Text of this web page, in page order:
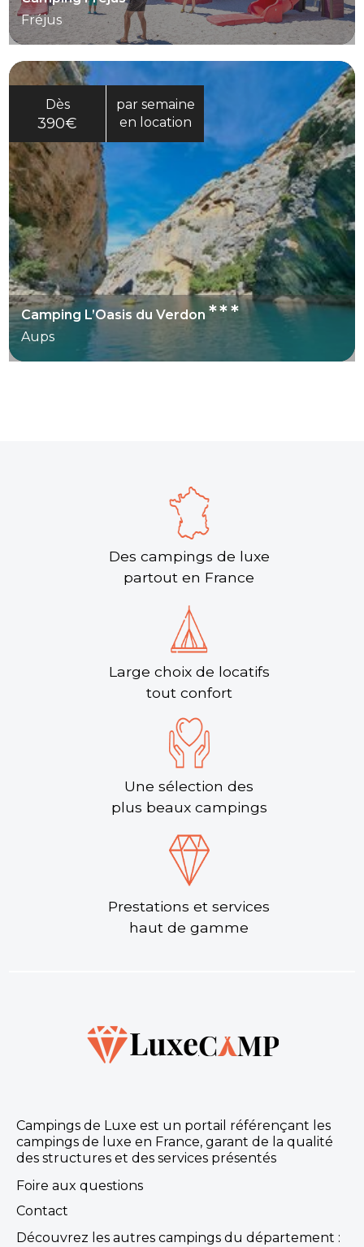
Fréjus
Dès
390€
par semaine
en location
Camping L’Oasis du Verdon***
Aups
Des campings de luxe
partout en France
Large choix de locatifs
tout confort
Une sélection des
plus beaux campings
Prestations et services
haut de gamme
Campings de Luxe est un portail référençant les
campings de luxe en France, garant de la qualité
des structures et des services présentés
Foire aux questions
Contact
Découvrez les autres campings du département :